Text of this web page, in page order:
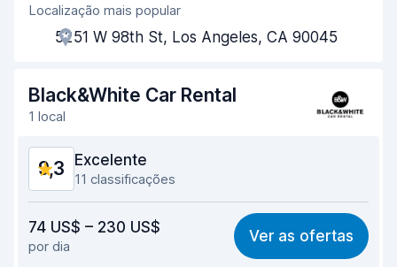
Eficiência dos agentes
Rapidez do levantamento
Rapidez da devolução 9,8
Estado do carro
Localização mais popular
5251 W 98th St, Los Angeles, CA 90045
Black&White Car Rental
1 local
9,3 Excelente
11 classificações
9,1
Facilidade em encontrar 9,6
74 US$ – 230 US$
por dia
Ver as ofertas